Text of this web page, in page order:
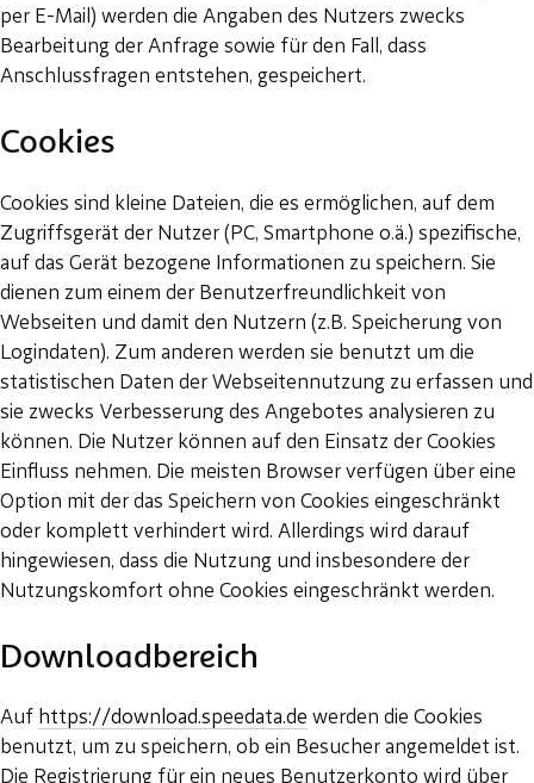
per E-Mail) werden die Angaben des Nutzers zwecks
Bearbeitung der Anfrage sowie für den Fall, dass
Anschlussfragen entstehen, gespeichert.
Cookies
Cookies sind kleine Dateien, die es ermöglichen, auf dem
Zugriffsgerät der Nutzer (PC, Smartphone o.ä.) spezifische,
auf das Gerät bezogene Informationen zu speichern. Sie
dienen zum einem der Benutzerfreundlichkeit von
Webseiten und damit den Nutzern (z.B. Speicherung von
Logindaten). Zum anderen werden sie benutzt um die
statistischen Daten der Webseitennutzung zu erfassen und
sie zwecks Verbesserung des Angebotes analysieren zu
können. Die Nutzer können auf den Einsatz der Cookies
Einfluss nehmen. Die meisten Browser verfügen über eine
Option mit der das Speichern von Cookies eingeschränkt
oder komplett verhindert wird. Allerdings wird darauf
hingewiesen, dass die Nutzung und insbesondere der
Nutzungskomfort ohne Cookies eingeschränkt werden.
Downloadbereich
Auf https://download.speedata.de werden die Cookies
benutzt, um zu speichern, ob ein Besucher angemeldet ist.
Die Registrierung für ein neues Benutzerkonto wird über